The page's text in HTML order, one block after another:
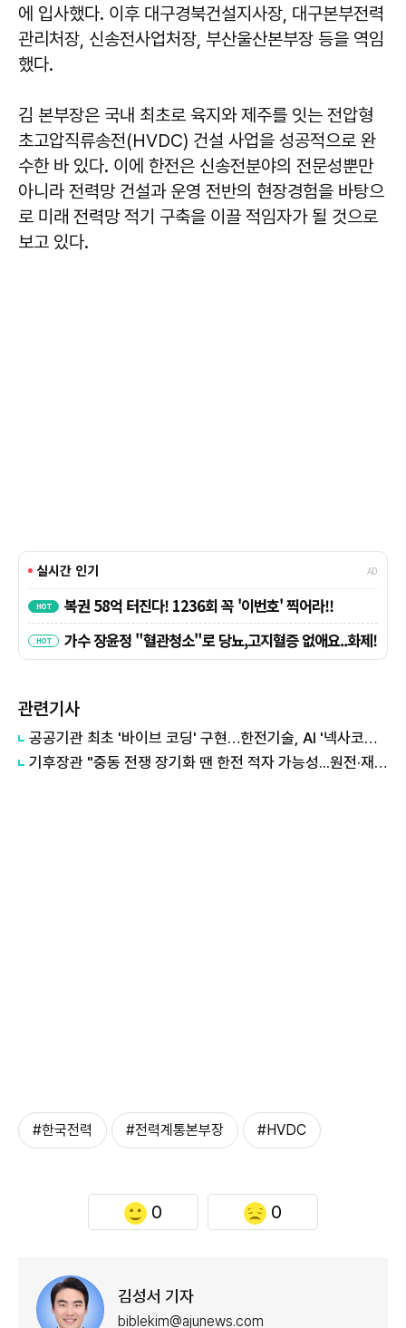
에 입사했다. 이후 대구경북건설지사장, 대구본부전력
관리처장, 신송전사업처장, 부산울산본부장 등을 역임
했다.
김 본부장은 국내 최초로 육지와 제주를 잇는 전압형
초고압직류송전(HVDC) 건설 사업을 성공적으로 완
수한 바 있다. 이에 한전은 신송전분야의 전문성뿐만
아니라 전력망 건설과 운영 전반의 현장경험을 바탕으
로 미래 전력망 적기 구축을 이끌 적임자가 될 것으로
보고 있다.
관련기사
공공기관 최초 '바이브 코딩' 구현…한전기술, AI '넥사코드' 정식 가동
기후장관 "중동 전쟁 장기화 땐 한전 적자 가능성...원전·재생에너지 병행해야"
#한국전력 #전력계통본부장 #HVDC
0 0
김성서 기자
biblekim@ajunews.com